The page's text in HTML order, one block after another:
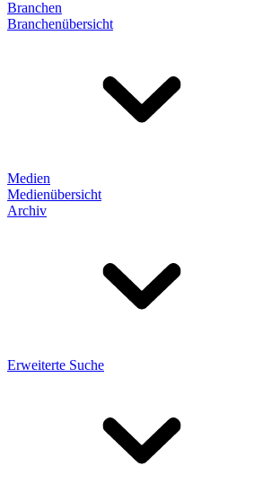
Branchen
Branchenübersicht
Medien
Medienübersicht
Archiv
Erweiterte Suche